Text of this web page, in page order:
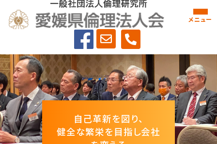
メニュー
自己革新を図り、
健全な繁栄を目指し会社